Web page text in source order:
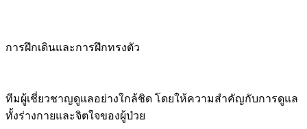
การฝึกเดินและการฝึกทรงตัว
ทีมผู้เชี่ยวชาญดูแลอย่างใกล้ชิด โดยให้ความสำคัญกับการดูแล
ทั้งร่างกายและจิตใจของผู้ป่วย